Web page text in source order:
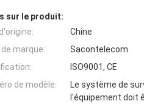
sur le produit:
Chine
de marque:
Sacontelecom
ISO9001, CE
de modèle:
Le système de
l'équipement doit